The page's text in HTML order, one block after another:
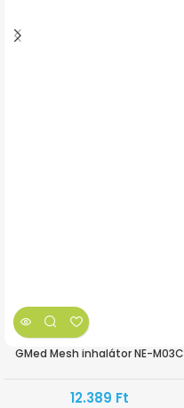
GMed Mesh inhalátor NE-M03C
12.389 Ft